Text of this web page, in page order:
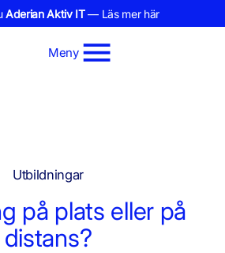
Aderian Aktiv IT— Läs mer här
Meny
Utbildningar
på plats eller på
distans?